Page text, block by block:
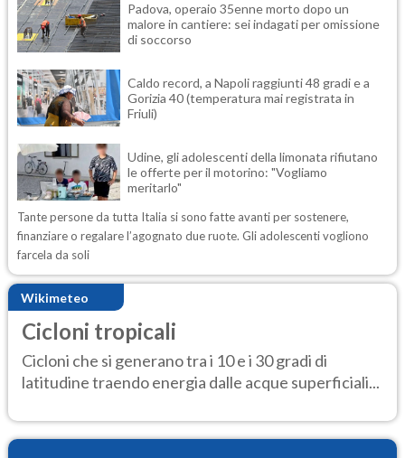
Padova, operaio 35enne morto dopo un
malore in cantiere: sei indagati per omissione
di soccorso
Caldo record, a Napoli raggiunti 48 gradi e a
Gorizia 40 (temperatura mai registrata in
Friuli)
Udine, gli adolescenti della limonata rifiutano
le offerte per il motorino: "Vogliamo
meritarlo"
Tante persone da tutta Italia si sono fatte avanti per sostenere,
finanziare o regalare l’agognato due ruote. Gli adolescenti vogliono
farcela da soli
Wikimeteo
Cicloni tropicali
Cicloni che si generano tra i 10 e i 30 gradi di
latitudine traendo energia dalle acque superficiali...